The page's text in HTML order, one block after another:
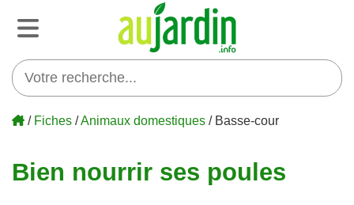
/ Fiches /Animaux domestiques / Basse-cour
Bien nourrir ses poules